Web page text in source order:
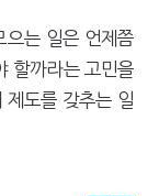
으는 일은 언제쯤
할까라는 고민을
도를 갖추는 일